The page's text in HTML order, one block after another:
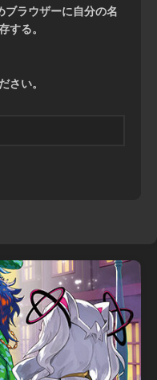
ラウザーに自分の名
する。
さい。